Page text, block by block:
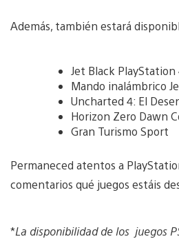
Además, también estará
Jet Black PlayStation
Mando inalámbrico
Uncharted 4: El
Horizon Zero Dawn
Gran Turismo Sport
Permaneced atentos a
comentarios qué juegos estáis
*La disponibilidad de los juegos